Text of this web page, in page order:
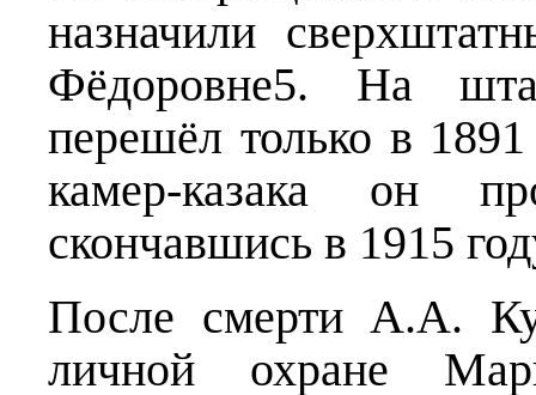
назначили
Фёдоровне5. На
перешёл только в
камер-казака он
скончавшись в 1915
После смерти А.А.
личной охране